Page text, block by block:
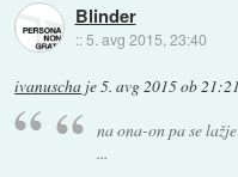
Blinder
:: 5. avg 2015, 23:40
ivanuscha je5. avg 2015 ob 21:21
na ona-on pa se
...